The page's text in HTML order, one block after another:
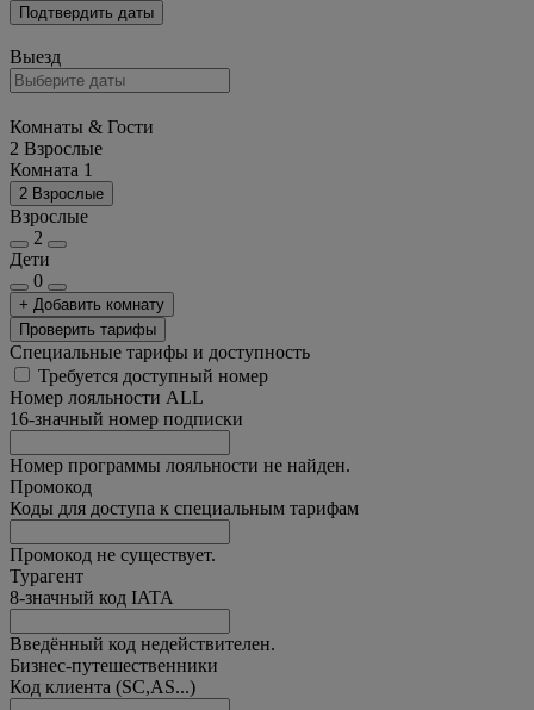
Подтвердить даты
Выезд
Комнаты & Гости
2 Взрослые
Комната 1
2 Взрослые
Взрослые
2
Дети
0
+ Добавить комнату
Проверить тарифы
Специальные тарифы и доступность
Требуется доступный номер
Номер лояльности ALL
16-значный номер подписки
Номер программы лояльности не найден.
Промокод
Коды для доступа к специальным тарифам
Промокод не существует.
Турагент
8-значный код IATA
Введённый код недействителен.
Бизнес-путешественники
Код клиента (SC,AS...)